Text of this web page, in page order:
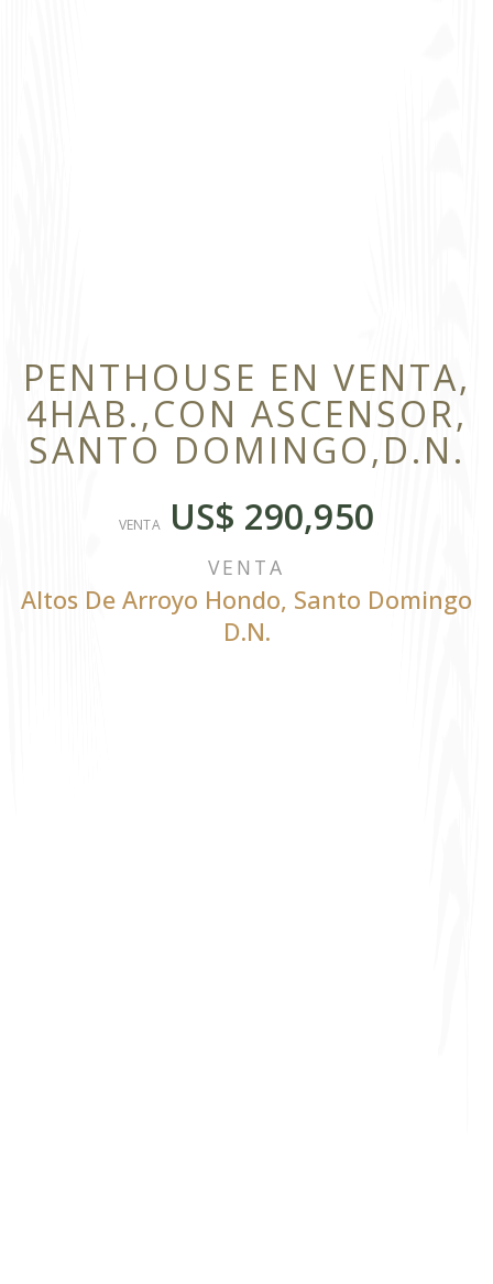
PENTHOUSE EN VENTA,
4HAB.,CON ASCENSOR,
SANTO DOMINGO,D.N.
VENTA US$ 290,950
VENTA
Altos De Arroyo Hondo, Santo Domingo
D.N.